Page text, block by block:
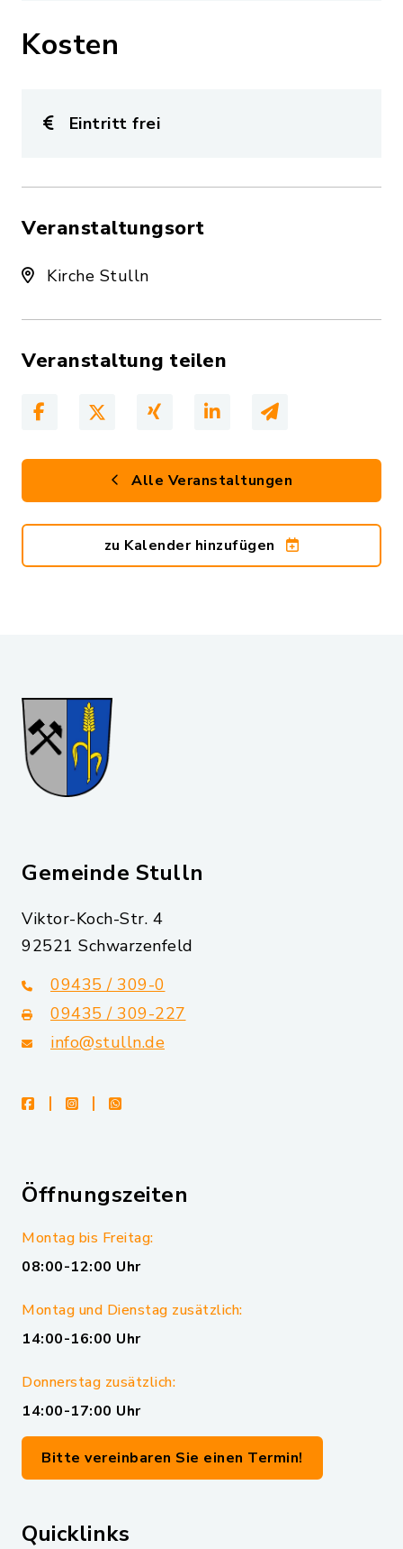
Kosten
Eintritt frei
Veranstaltungsort
Kirche Stulln
Veranstaltung teilen
Alle Veranstaltungen
zu Kalender hinzufügen
Gemeinde Stulln
Viktor-Koch-Str. 4
92521 Schwarzenfeld
09435 / 309-0
09435 / 309-227
info@stulln.de
facebookinstagramwhatsapp
Öffnungszeiten
Montag bis Freitag:
08:00-12:00 Uhr
Montag und Dienstag zusätzlich:
14:00-16:00 Uhr
Donnerstag zusätzlich:
14:00-17:00 Uhr
Bitte vereinbaren Sie einen Termin!
Quicklinks